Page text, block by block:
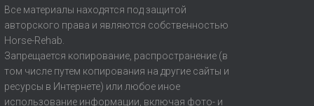
Все материалы находятся под защитой
авторского права и являются собственностью
Horse-Rehab.
Запрещается копирование, распространение (в
том числе путем копирования на другие сайты и
ресурсы в Интернете) или любое иное
использование информации, включая фото- и